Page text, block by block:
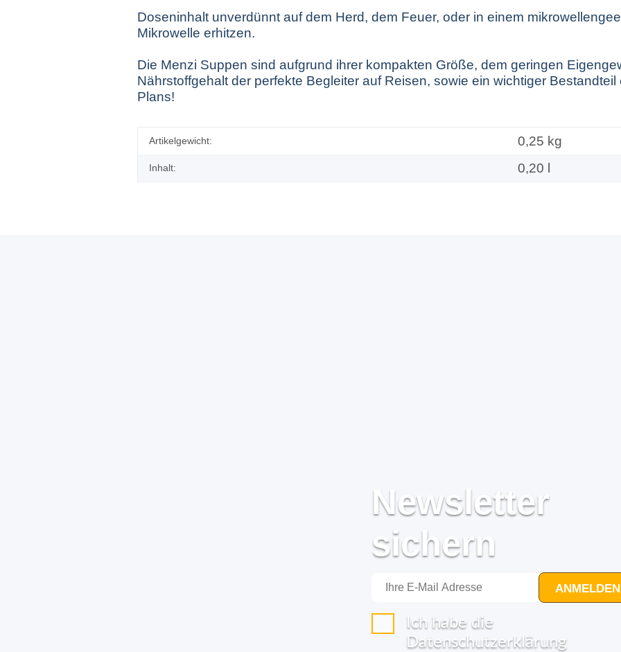
Doseninhalt unverdünnt auf dem Herd, dem Feuer, oder in einem
Mikrowelle erhitzen.
Die Menzi Suppen sind aufgrund ihrer kompakten Größe, dem geringen
Nährstoffgehalt der perfekte Begleiter auf Reisen, sowie ein wichtiger
Plans!
Artikelgewicht: 0,25 kg
Inhalt: 0,20 l
Newsletter
sichern
Ich habe die
Datenschutzerklärung
ANMELDEN